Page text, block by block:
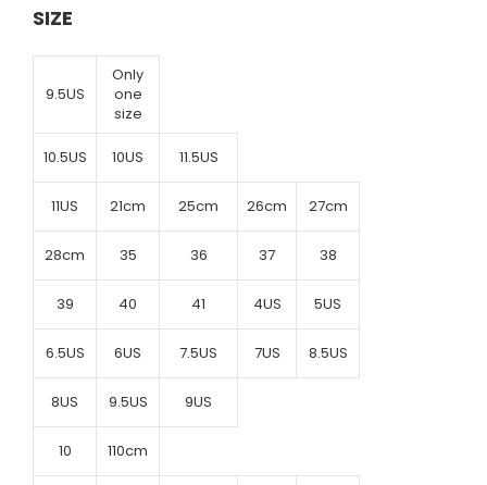
SIZE
9.5US
Only
one
size
10.5US 10US 11.5US
11US 21cm 25cm 26cm 27cm
28cm 35 36 37 38
39 40 41 4US 5US
6.5US 6US 7.5US 7US 8.5US
8US 9.5US 9US
10 110cm